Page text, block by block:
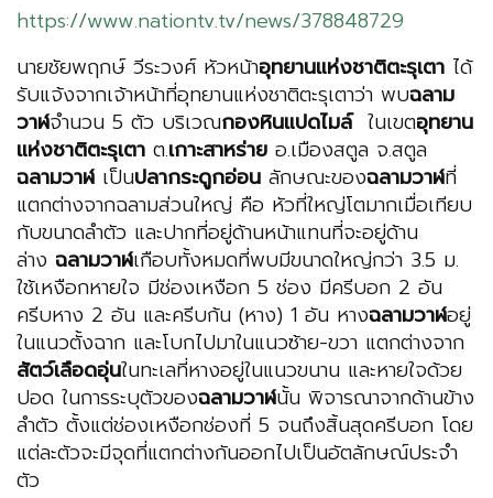
https://www.nationtv.tv/news/378848729
นายชัยพฤกษ์ วีระวงศ์ หัวหน้าอุทยานแห่งชาติตะรุเตา ได้
รับแจ้งจากเจ้าหน้าที่อุทยานแห่งชาติตะรุเตาว่า พบฉลาม
วาฬจำนวน 5 ตัว บริเวณกองหินแปดไมล์ในเขตอุทยาน
แห่งชาติตะรุเตา ต.เกาะสาหร่าย อ.เมืองสตูล จ.สตูล
ฉลามวาฬ เป็นปลากระดูกอ่อน ลักษณะของฉลามวาฬที่
แตกต่างจากฉลามส่วนใหญ่ คือ หัวที่ใหญ่โตมากเมื่อเทียบ
กับขนาดลำตัว และปากที่อยู่ด้านหน้าแทนที่จะอยู่ด้าน
ล่าง ฉลามวาฬเกือบทั้งหมดที่พบมีขนาดใหญ่กว่า 3.5 ม.
ใช้เหงือกหายใจ มีช่องเหงือก 5 ช่อง มีครีบอก 2 อัน
ครีบหาง 2 อัน และครีบก้น (หาง) 1 อัน หางฉลามวาฬอยู่
ในแนวตั้งฉาก และโบกไปมาในแนวซ้าย-ขวา แตกต่างจาก
สัตว์เลือดอุ่นในทะเลที่หางอยู่ในแนวขนาน และหายใจด้วย
ปอด ในการระบุตัวของฉลามวาฬนั้น พิจารณาจากด้านข้าง
ลำตัว ตั้งแต่ช่องเหงือกช่องที่ 5 จนถึงสิ้นสุดครีบอก โดย
แต่ละตัวจะมีจุดที่แตกต่างกันออกไปเป็นอัตลักษณ์ประจำ
ตัว